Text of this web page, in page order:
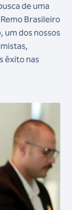
de uma
Brasileiro
um dos nossos
êxito nas